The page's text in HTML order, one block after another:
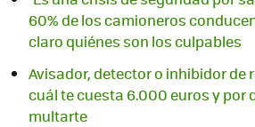
60% de los camioneros
claro quiénes son los culpables
Avisador, detector o inhibidor de
cuál te cuesta 6.000 euros y por
multarte